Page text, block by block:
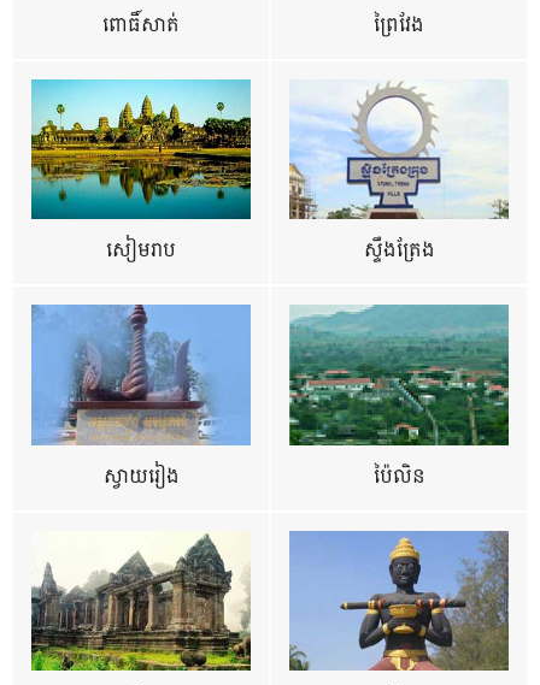
ពោធិ៍សាត់ ព្រៃវែង
សៀមរាប ស្ទឹងត្រែង
ស្វាយរៀង ប៉ៃលិន